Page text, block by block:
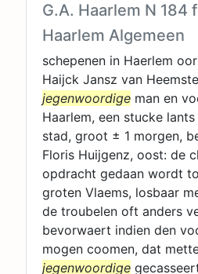
G.A. Haarlem N
Haarlem Algemeen
schepenen in Haerlem
Haijck Jansz van
jegenwoordige man en
Haarlem, een stucke
stad, groot ± 1 morgen,
Floris Huijgenz, oost: de
opdracht gedaan wordt
groten Vlaems, losbaar
de troubelen oft anders
bevorwaert indien den
mogen coomen, dat
jegenwoordige